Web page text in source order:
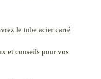
le tube acier carré
et conseils pour vos